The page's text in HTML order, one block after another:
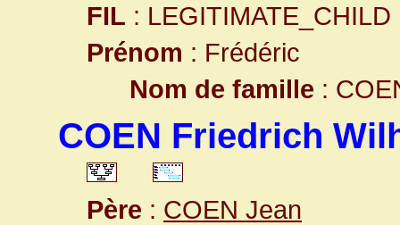
FIL : LEGITIMATE_CHILD
Prénom : Frédéric
Nom de famille :
COEN Friedrich
Père : COEN Jean